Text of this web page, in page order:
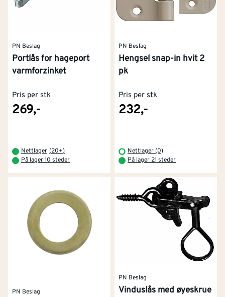
PN Beslag
Portlås for hageport
varmforzinket
Pris per stk
269,-
Nettlager (20+)
På lager 10 steder
PN Beslag
Hengsel snap-in hvit 2
pk
Pris per stk
232,-
Nettlager (0)
På lager 21 steder
PN Beslag
PN Beslag
Vinduslås med øyeskrue